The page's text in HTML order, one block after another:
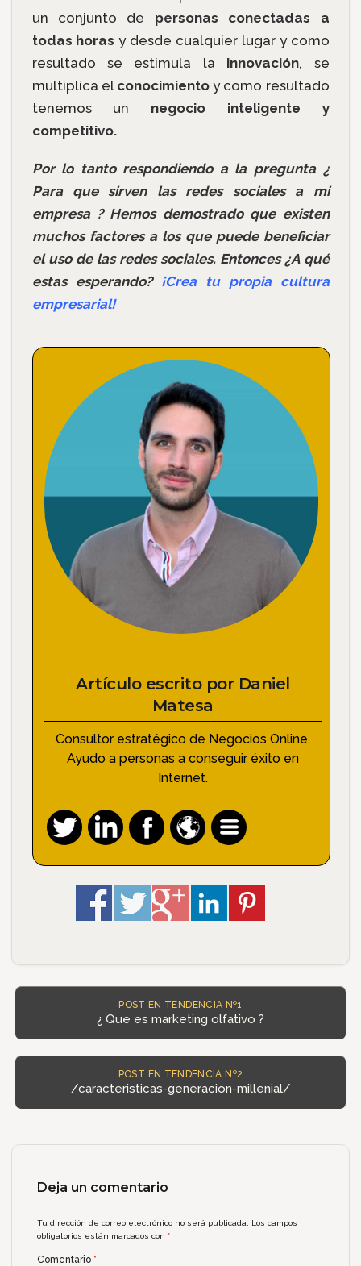
un conjunto de personas conectadas a
todas horas y desde cualquier lugar y como
resultado se estimula la innovación, se
multiplica el conocimientoy como resultado
tenemos un negocio inteligente y
competitivo.
Por lo tanto respondiendo a la pregunta ¿
Para que sirven las redes sociales a mi
empresa ? Hemos demostrado que existen
muchos factores a los que puede beneficiar
el uso de las redes sociales. Entonces ¿A qué
estas esperando? ¡Crea tu propia cultura
empresarial!
Artículo escrito por Daniel
Matesa
Consultor estratégico de Negocios Online.
Ayudo a personas a conseguir éxito en
Internet.
POST EN TENDENCIA Nº1
¿ Que es marketing olfativo ?
POST EN TENDENCIA Nº2
/caracteristicas-generacion-millenial/
Deja un comentario
Tu dirección de correo electrónico no será publicada.
Los campos
obligatorios están marcados con*
Comentario *